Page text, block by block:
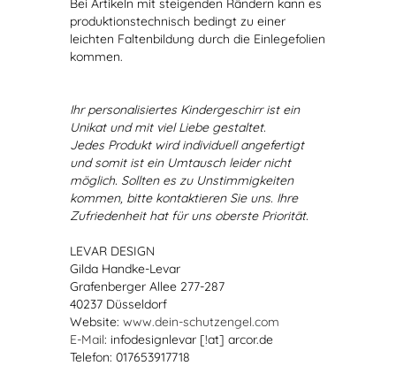
Bei Artikeln mit steigenden Rändern kann es
produktionstechnisch bedingt zu einer
leichten Faltenbildung durch die Einlegefolien
kommen.
Ihr personalisiertes Kindergeschirr ist ein
Unikat und mit viel Liebe gestaltet.
Jedes Produkt wird individuell angefertigt
und somit ist ein Umtausch leider nicht
möglich. Sollten es zu Unstimmigkeiten
kommen, bitte kontaktieren Sie uns. Ihre
Zufriedenheit hat für uns oberste Priorität.
LEVAR DESIGN
Gilda Handke-Levar
Grafenberger Allee 277-287
40237 Düsseldorf
Website: www.dein-schutzengel.com
E-Mail: infodesignlevar [!at] arcor.de
Telefon: 017653917718